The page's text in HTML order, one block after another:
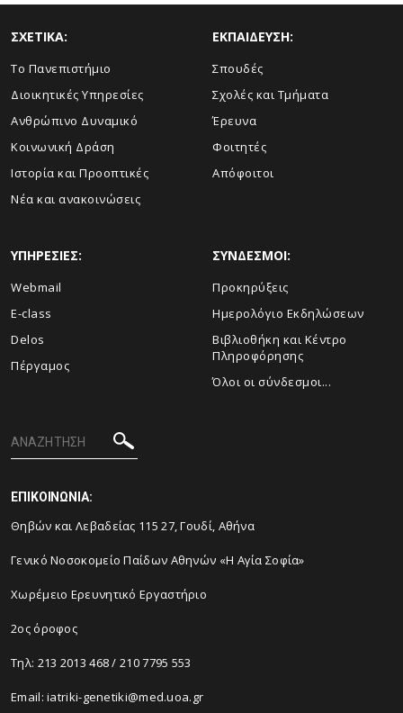
ΣΧΕΤΙΚΑ:
Το Πανεπιστήμιο
Διοικητικές Υπηρεσίες
Ανθρώπινο Δυναμικό
Κοινωνική Δράση
Ιστορία και Προοπτικές
Νέα και ανακοινώσεις
ΕΚΠΑΙΔΕΥΣΗ:
Σπουδές
Σχολές και Τμήματα
Έρευνα
Φοιτητές
Απόφοιτοι
ΥΠΗΡΕΣΙΕΣ:
Webmail
E-class
Delos
Πέργαμος
ΣΥΝΔΕΣΜΟΙ:
Προκηρύξεις
Ημερολόγιο Εκδηλώσεων
Βιβλιοθήκη και Κέντρο
Πληροφόρησης
Όλοι οι σύνδεσμοι...
ΕΠΙΚΟΙΝΩΝΙΑ:
Θηβών και Λεβαδείας 115 27, Γουδί, Αθήνα
Γενικό Νοσοκομείο Παίδων Αθηνών «Η Αγία Σοφία»
Χωρέμειο Ερευνητικό Εργαστήριο
2ος όροφος
Τηλ: 213 2013 468/210 7795 553
Email:iatriki-genetiki@med.uoa.gr